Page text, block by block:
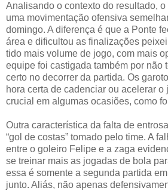
Analisando o contexto do resultado,
uma movimentação ofensiva
domingo. A diferença é que a Ponte
área e dificultou as finalizações
tido mais volume de jogo, com mais
equipe foi castigada também por não
certo no decorrer da partida. Os
hora certa de cadenciar ou acelerar
crucial em algumas ocasiões, como
Outra característica da falta de
“gol de costas” tomado pelo time. A
entre o goleiro Felipe e a zaga
se treinar mais as jogadas de bola
essa é somente a segunda partida
junto. Aliás, não apenas